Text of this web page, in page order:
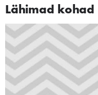
Lähimad kohad